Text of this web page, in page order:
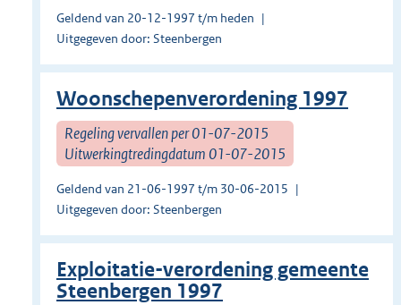
Geldend van 20-12-1997 t/m heden
Uitgegeven door: Steenbergen
Woonschepenverordening 1997
Regeling vervallen per 01-07-2015
Uitwerkingtredingdatum 01-07-2015
Geldend van 21-06-1997 t/m 30-06-2015
Uitgegeven door: Steenbergen
Exploitatie-verordening gemeente
Steenbergen 1997